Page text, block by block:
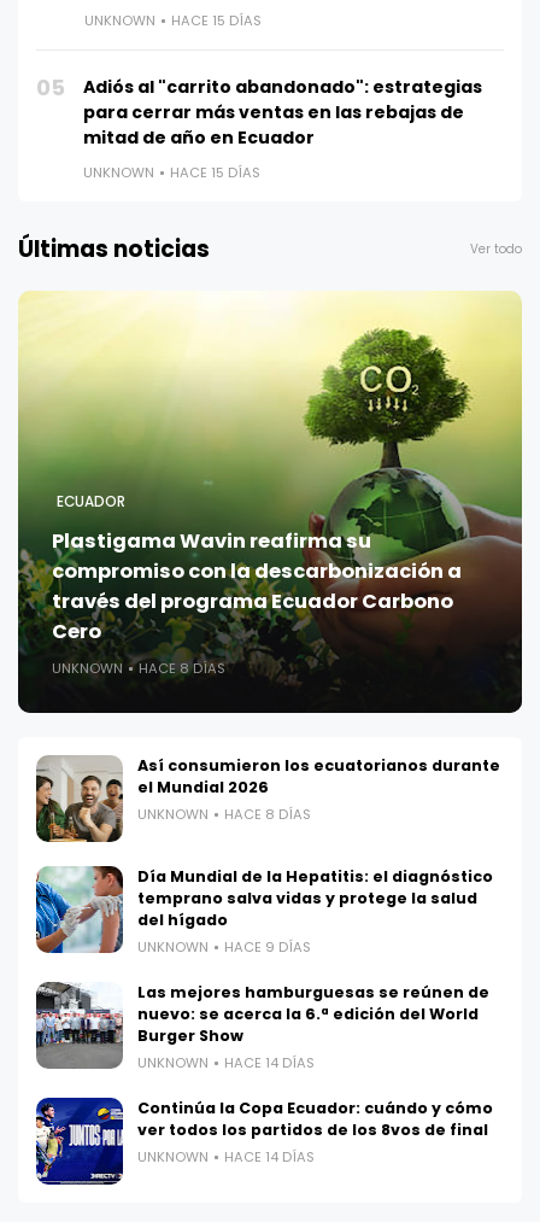
UNKNOWN HACE 15 DÍAS
05
Adiós al "carrito abandonado": estrategias
para cerrar más ventas en las rebajas de
mitad de año en Ecuador
UNKNOWN HACE 15 DÍAS
Últimas noticias Ver todo
ECUADOR
Plastigama Wavin reafirma su
compromiso con la descarbonización a
través del programa Ecuador Carbono
Cero
UNKNOWN HACE 8 DÍAS
Así consumieron los ecuatorianos durante
el Mundial 2026
UNKNOWN HACE 8 DÍAS
Día Mundial de la Hepatitis: el diagnóstico
temprano salva vidas y protege la salud
del hígado
UNKNOWN HACE 9 DÍAS
Las mejores hamburguesas se reúnen de
nuevo: se acerca la 6.ª edición del World
Burger Show
UNKNOWN HACE 14 DÍAS
Continúa la Copa Ecuador: cuándo y cómo
ver todos los partidos de los 8vos de final
UNKNOWN HACE 14 DÍAS